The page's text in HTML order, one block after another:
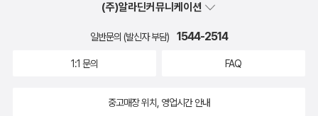
(주)알라딘커뮤니케이션
일반문의 (발신자 부담) 1544-2514
1:1 문의 FAQ
중고매장 위치, 영업시간 안내